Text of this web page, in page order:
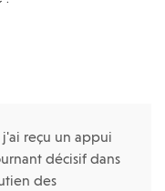
reçu un appui
décisif dans
des